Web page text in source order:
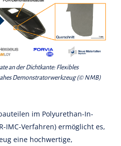
an der Dichtkante: Flexibles
Demonstratorwerkzeug (© NMB)
im Polyurethan-In-
IMC-Verfahren) ermöglicht es,
eine hochwertige,